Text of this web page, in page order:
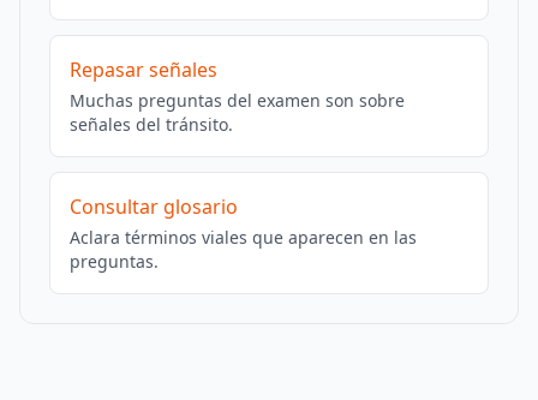
Repasar señales
Muchas preguntas del examen son sobre
señales del tránsito.
Consultar glosario
Aclara términos viales que aparecen en las
preguntas.